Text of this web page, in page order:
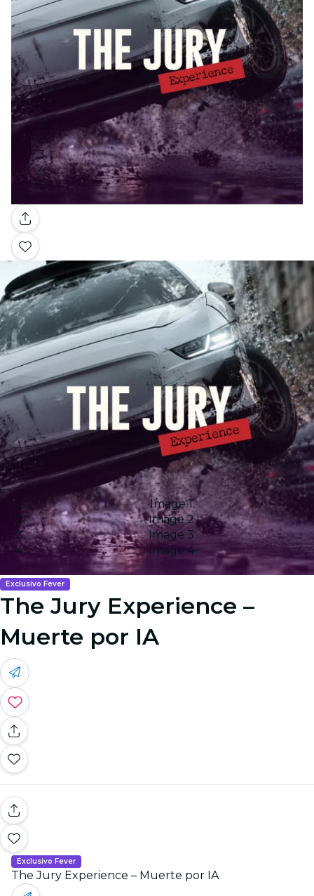
Galería
Image 1
Image 2
Image 3
Image 4
Exclusivo Fever
The Jury Experience –
Muerte por IA
Exclusivo Fever
The Jury Experience – Muerte por IA